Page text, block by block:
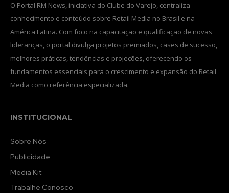
O Portal RM News, iniciativa do Clube do Varejo, centraliza
conhecimento e conteúdo sobre Retail Media no Brasil e na
América Latina. Com foco na capacitação e qualificação de novas
lideranças, o portal divulga projetos premiados, cases de sucesso,
melhores práticas, tendências e projeções, oferecendo os
fundamentos essenciais para o crescimento e expansão do Retail
Media como referência especializada.
INSTITUCIONAL
Sobre Nós
Publicidade
Media Kit
Trabalhe Conosco